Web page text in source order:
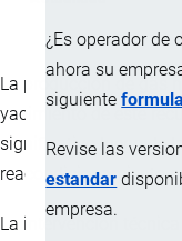
¿Es operador de
ahora su
siguiente
Revise las
estandar
empresa.
La producción de gas
yacimiento de este
significativo luego de
reacondicionamiento
La intervención